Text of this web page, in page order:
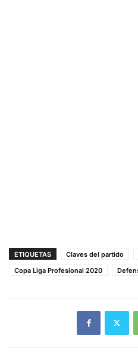
ETIQUETAS Claves del partido
Copa Liga Profesional 2020